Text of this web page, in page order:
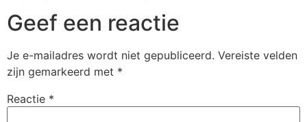
Geef een reactie
Je e-mailadres wordt niet gepubliceerd. Vereiste velden
zijn gemarkeerd met *
Reactie *